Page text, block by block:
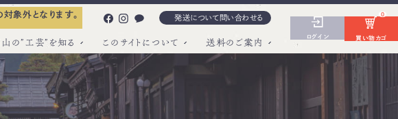
象外となります。 発送について問い合わせる
の”工芸”を知る このサイトについて 送料のご案内
ログイン 買い物カゴ
0